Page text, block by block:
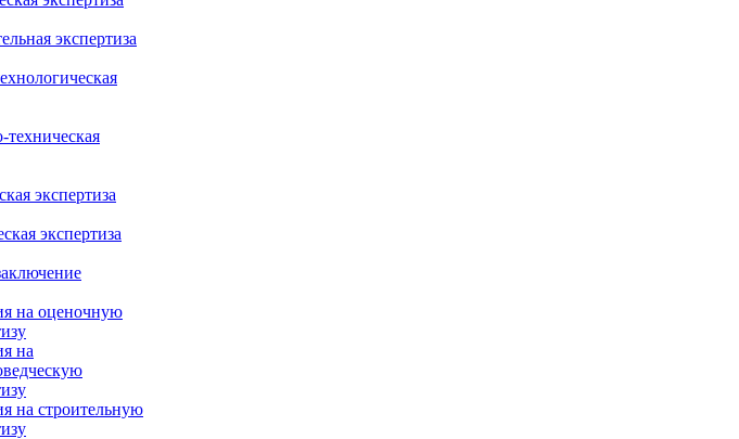
экспертиза
экспертиза
экспертиза
на оценочную
на
на строительную